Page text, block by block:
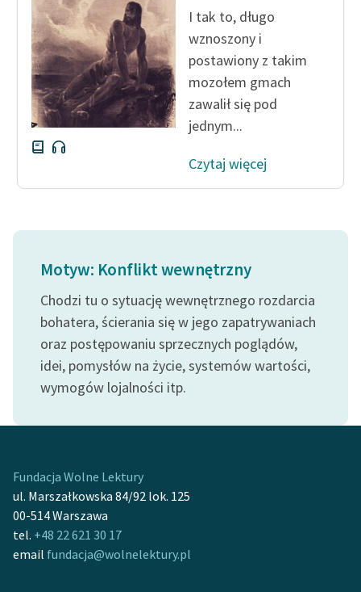
Odkurzamy bohaterów
Szkoła Poezji Wolnych
Lektur
O nas
Kontakt
Zasady wykorzystania
Wolnych Lektur
Logotypy
Materiały promocyjne
Polityka prywatności
Regulamin darowizn
Informacja o treściach
wrażliwych
I tak to, długo
wznoszony i
postawiony z takim
mozołem gmach
zawalił się pod
jednym...
Czytaj więcej
Motyw: Konflikt wewnętrzny
Chodzi tu o sytuację wewnętrznego rozdarcia
bohatera, ścierania się w jego zapatrywaniach
oraz postępowaniu sprzecznych poglądów,
idei, pomysłów na życie, systemów wartości,
wymogów lojalności itp.
Fundacja Wolne Lektury
ul. Marszałkowska 84/92 lok. 125
00-514 Warszawa
tel. +48 22 621 30 17
email fundacja@wolnelektury.pl